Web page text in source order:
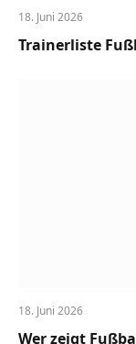
18. Juni 2026
Trainerliste
18. Juni 2026
Wer zeigt